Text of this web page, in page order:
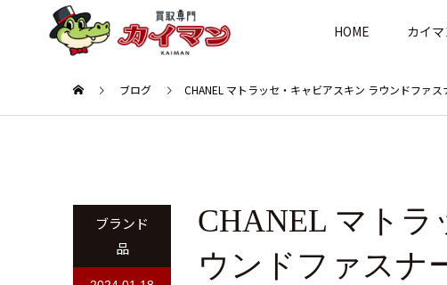
HOME カイ
ブログ CHANEL マトラッセ・キャビアスキン ラウンドファス
ブランド
品
CHANEL マトラ
ウンドファスナ